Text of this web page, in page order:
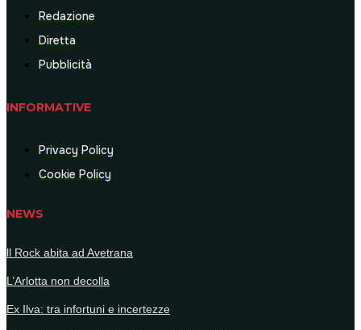
Redazione
Diretta
Pubblicità
INFORMATIVE
Privacy Policy
Cookie Policy
NEWS
ll Rock abita ad Avetrana
L’Arlotta non decolla
Ex Ilva: tra infortuni e incertezze